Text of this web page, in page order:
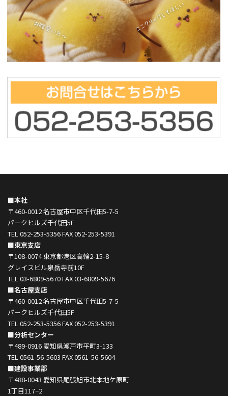
■本社
〒460-0012 名古屋市中区千代田5-7-5
パークヒルズ千代田5F
TEL 052-253-5356 FAX 052-253-5391
■東京支店
〒108-0074 東京都港区高輪2-15-8
グレイスビル泉岳寺前10F
TEL 03-6809-5670 FAX 03-6809-5676
■名古屋支店
〒460-0012 名古屋市中区千代田5-7-5
パークヒルズ千代田5F
TEL 052-253-5356 FAX 052-253-5391
■分析センター
〒489-0916 愛知県瀬戸市平町3-133
TEL 0561-56-5603 FAX 0561-56-5604
■建設事業部
〒488-0043 愛知県尾張旭市北本地ケ原町
1丁目117−2